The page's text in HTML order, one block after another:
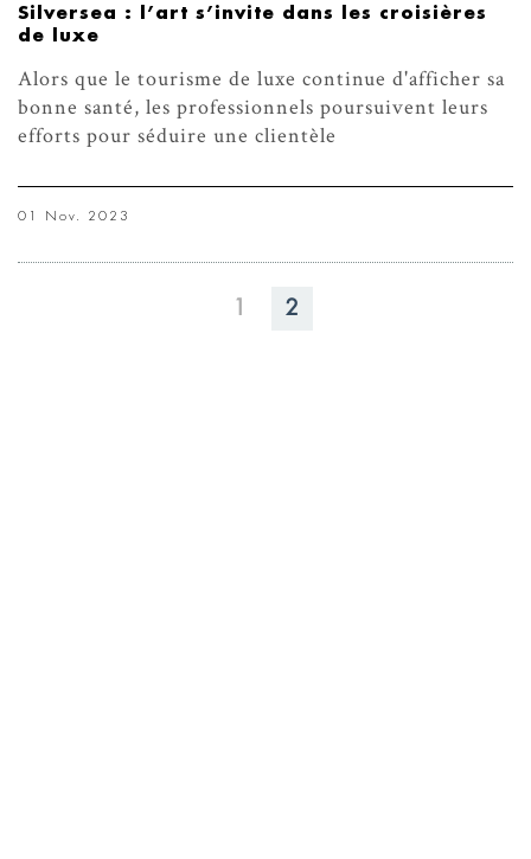
Silversea : l’art s’invite dans les croisières
de luxe
Alors que le tourisme de luxe continue d'afficher sa
bonne santé, les professionnels poursuivent leurs
efforts pour séduire une clientèle
01 Nov. 2023
1 2